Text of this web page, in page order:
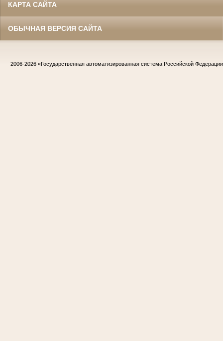
КАРТА САЙТА
ОБЫЧНАЯ ВЕРСИЯ САЙТА
2006-2026 «Государственная автоматизированная система Российской